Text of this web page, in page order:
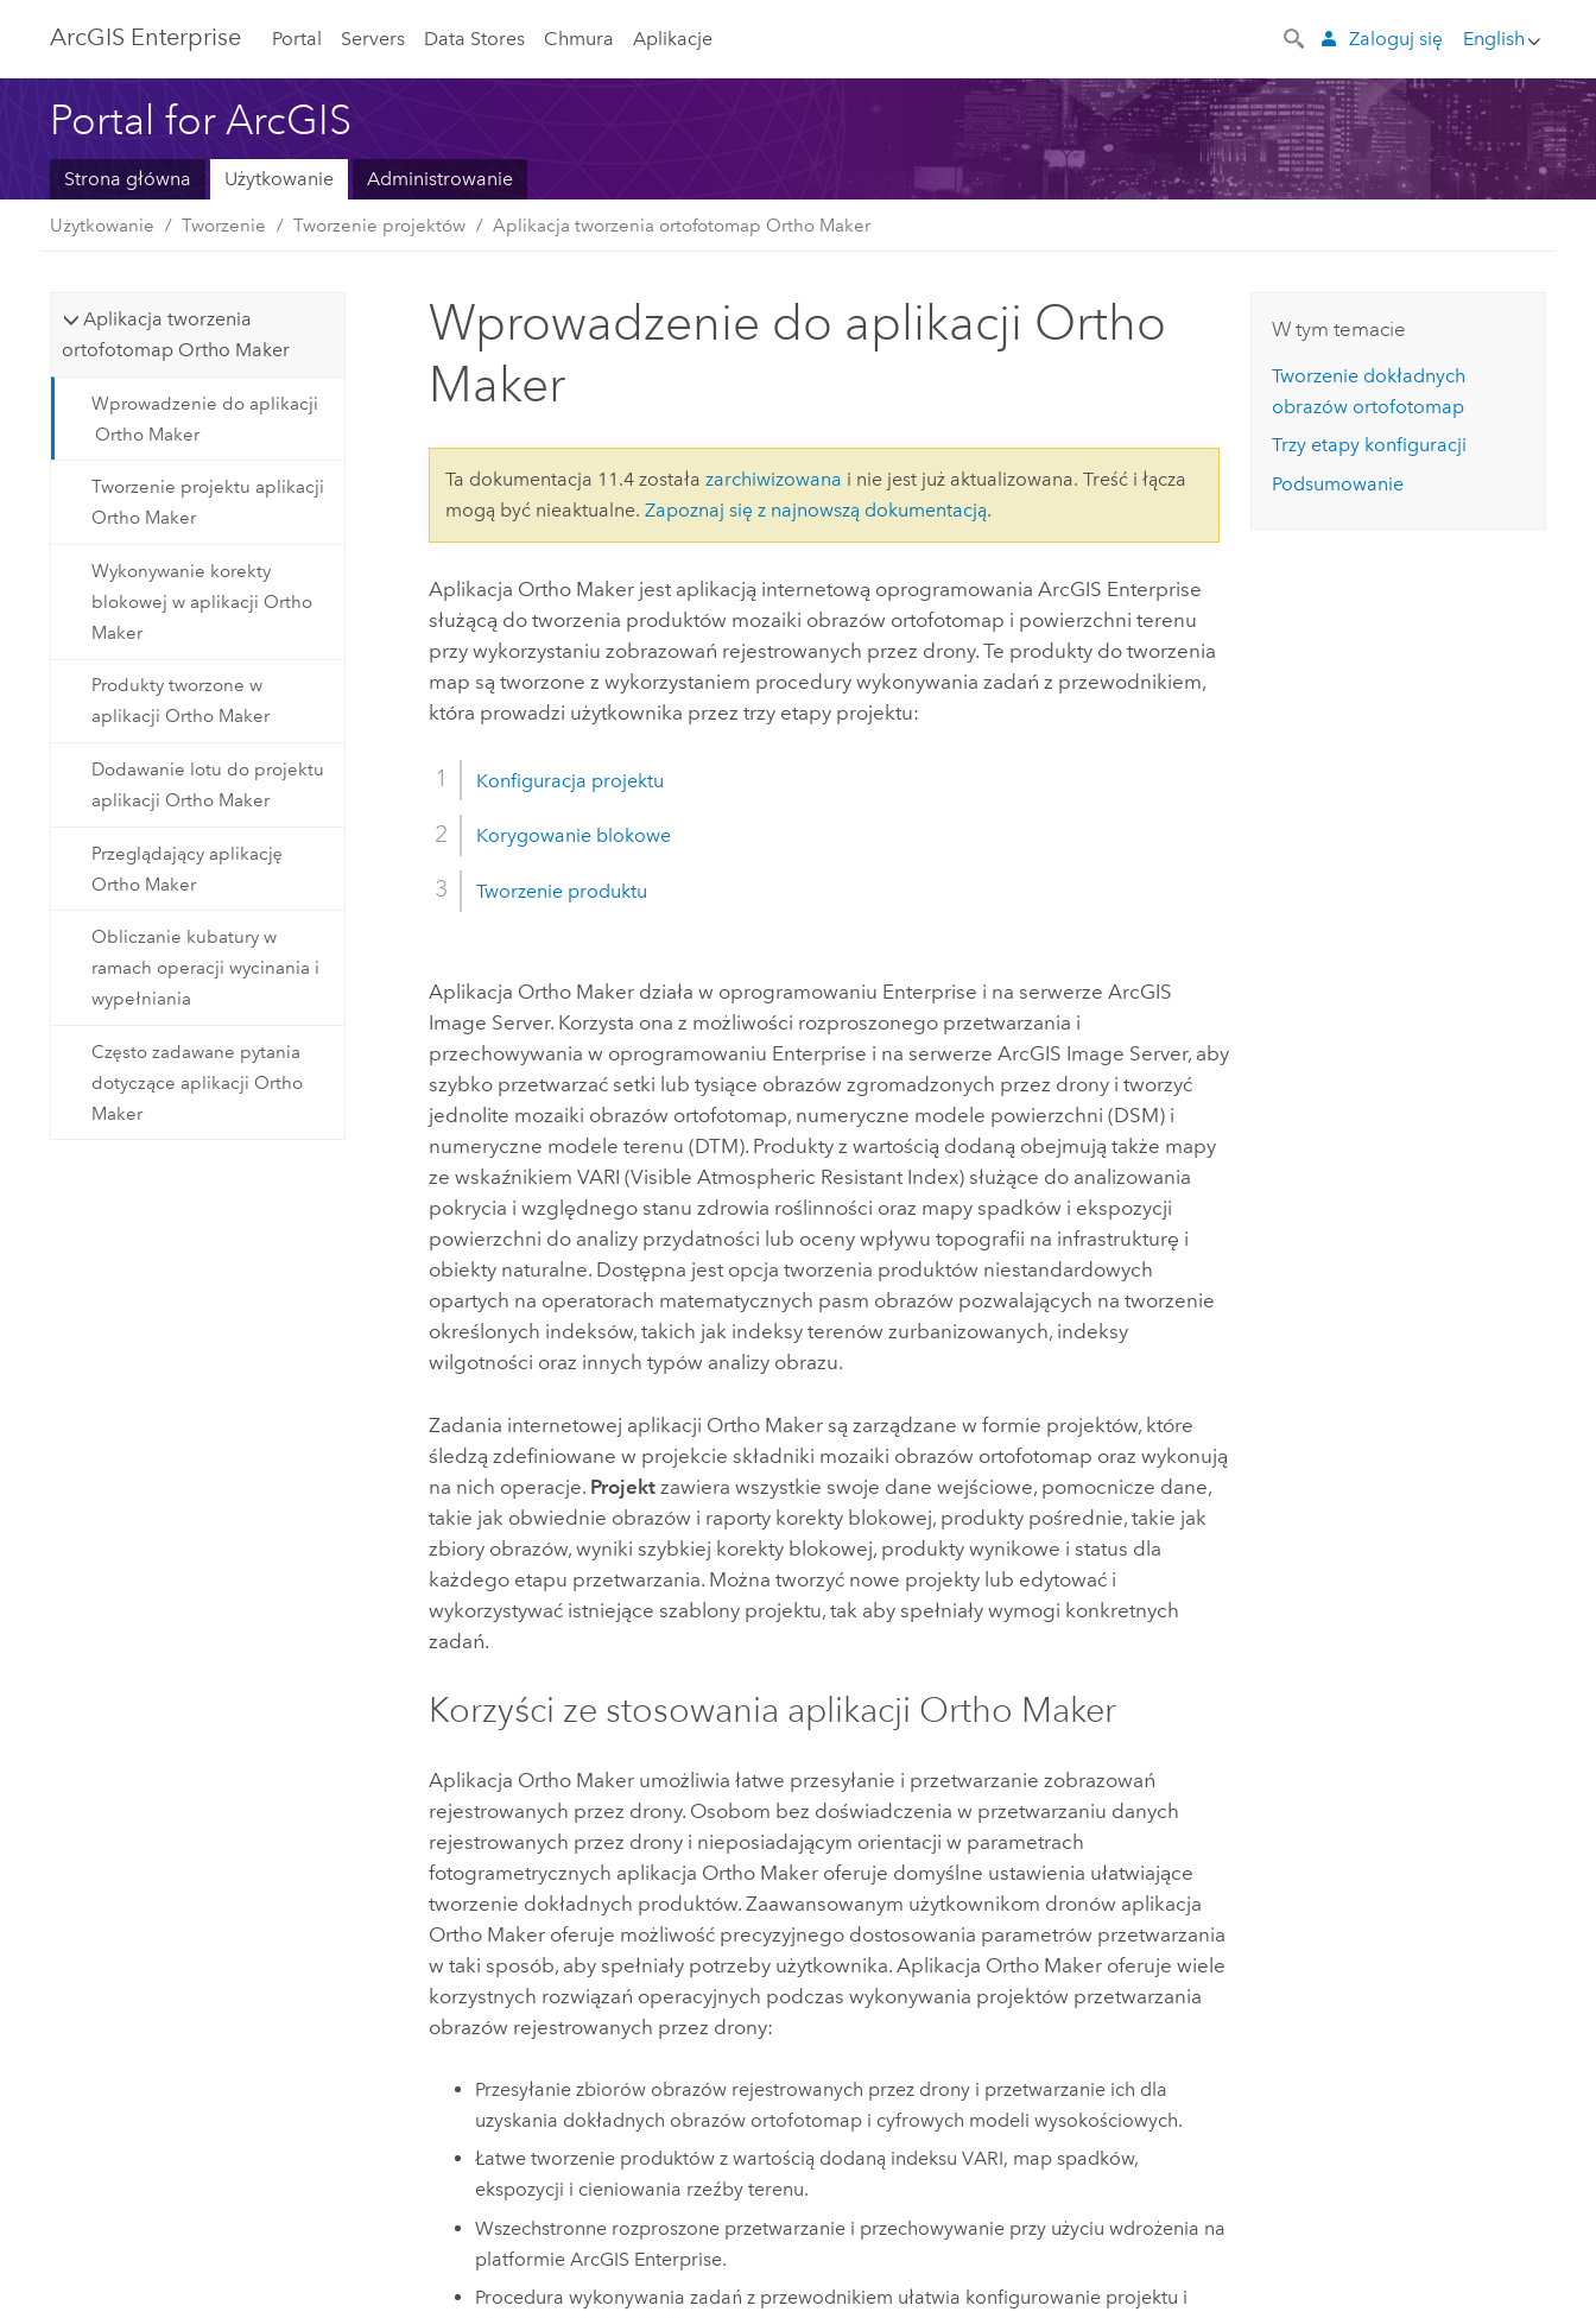
ArcGIS Enterprise Portal Servers Data Stores Chmura Aplikacje English
Zaloguj się
Portal for ArcGIS
Strona główna Użytkowanie Administrowanie
Użytkowanie Tworzenie Tworzenie projektów Aplikacja tworzenia ortofotomap Ortho Maker
Aplikacja tworzenia
ortofotomap Ortho Maker
Wprowadzenie do aplikacji
Ortho Maker
Tworzenie projektu aplikacji
Ortho Maker
Wykonywanie korekty
blokowej w aplikacji Ortho
Maker
Produkty tworzone w
aplikacji Ortho Maker
Dodawanie lotu do projektu
aplikacji Ortho Maker
Przeglądający aplikację
Ortho Maker
Obliczanie kubatury w
ramach operacji wycinania i
wypełniania
Często zadawane pytania
dotyczące aplikacji Ortho
Maker
Wprowadzenie do aplikacji Ortho
Maker
Ta dokumentacja 11.4 zostałazarchiwizowana i nie jest już aktualizowana. Treść i łącza
mogą być nieaktualne.Zapoznaj się z najnowszą dokumentacją.
Aplikacja Ortho Maker jest aplikacją internetową oprogramowaniaArcGIS Enterprise
służącą do tworzenia produktów mozaiki obrazów ortofotomap i powierzchni terenu
przy wykorzystaniu zobrazowań rejestrowanych przez drony. Te produkty do tworzenia
map są tworzone z wykorzystaniem procedury wykonywania zadań z przewodnikiem,
która prowadzi użytkownika przez trzy etapy projektu:
Konfiguracja projektu
Korygowanie blokowe
Tworzenie produktu
Aplikacja Ortho Maker działa w oprogramowaniu Enterprise i na serwerzeArcGIS
Image Server. Korzysta ona z możliwości rozproszonego przetwarzania i
przechowywania w oprogramowaniu Enterprise i na serwerzeArcGIS Image Server, aby
szybko przetwarzać setki lub tysiące obrazów zgromadzonych przez drony i tworzyć
jednolite mozaiki obrazów ortofotomap, numeryczne modele powierzchni (DSM) i
numeryczne modele terenu (DTM). Produkty z wartością dodaną obejmują także mapy
ze wskaźnikiem VARI (Visible Atmospheric Resistant Index) służące do analizowania
pokrycia i względnego stanu zdrowia roślinności oraz mapy spadków i ekspozycji
powierzchni do analizy przydatności lub oceny wpływu topografii na infrastrukturę i
obiekty naturalne. Dostępna jest opcja tworzenia produktów niestandardowych
opartych na operatorach matematycznych pasm obrazów pozwalających na tworzenie
określonych indeksów, takich jak indeksy terenów zurbanizowanych, indeksy
wilgotności oraz innych typów analizy obrazu.
Zadania internetowej aplikacji Ortho Maker są zarządzane w formie projektów, które
śledzą zdefiniowane w projekcie składniki mozaiki obrazów ortofotomap oraz wykonują
na nich operacje. Projekt zawiera wszystkie swoje dane wejściowe, pomocnicze dane,
takie jak obwiednie obrazów i raporty korekty blokowej, produkty pośrednie, takie jak
zbiory obrazów, wyniki szybkiej korekty blokowej, produkty wynikowe i status dla
każdego etapu przetwarzania. Można tworzyć nowe projekty lub edytować i
wykorzystywać istniejące szablony projektu, tak aby spełniały wymogi konkretnych
zadań.
Korzyści ze stosowania aplikacji Ortho Maker
Aplikacja Ortho Maker umożliwia łatwe przesyłanie i przetwarzanie zobrazowań
rejestrowanych przez drony. Osobom bez doświadczenia w przetwarzaniu danych
rejestrowanych przez drony i nieposiadającym orientacji w parametrach
fotogrametrycznych aplikacja Ortho Maker oferuje domyślne ustawienia ułatwiające
tworzenie dokładnych produktów. Zaawansowanym użytkownikom dronów aplikacja
Ortho Maker oferuje możliwość precyzyjnego dostosowania parametrów przetwarzania
w taki sposób, aby spełniały potrzeby użytkownika. Aplikacja Ortho Maker oferuje wiele
korzystnych rozwiązań operacyjnych podczas wykonywania projektów przetwarzania
obrazów rejestrowanych przez drony:
Przesyłanie zbiorów obrazów rejestrowanych przez drony i przetwarzanie ich dla
uzyskania dokładnych obrazów ortofotomap i cyfrowych modeli wysokościowych.
Łatwe tworzenie produktów z wartością dodaną indeksu VARI, map spadków,
ekspozycji i cieniowania rzeźby terenu.
Wszechstronne rozproszone przetwarzanie i przechowywanie przy użyciu wdrożenia na
platformie ArcGIS Enterprise.
Procedura wykonywania zadań z przewodnikiem ułatwia konfigurowanie projektu i
W tym temacie
Tworzenie dokładnych
obrazów ortofotomap
Trzy etapy konfiguracji
Podsumowanie